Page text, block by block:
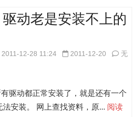
动老是安装不上的
12-28 11:24 2011-12-20 PCI
动
无
驱动都正常安装了，就是还有一个
安装。 网上查找资料，原... 阅读